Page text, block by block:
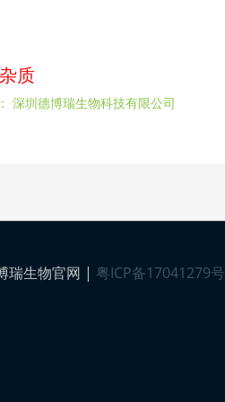
质
深圳德博瑞生物科技有限公司
瑞生物官网 | 粤ICP备17041279号